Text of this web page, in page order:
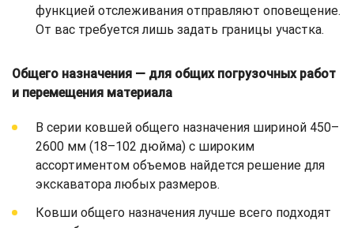
функцией отслеживания отправляют оповещение.
От вас требуется лишь задать границы участка.
Общего назначения — для общих погрузочных работ
и перемещения материала
В серии ковшей общего назначения шириной 450–
2600 мм (18–102 дюйма) с широким
ассортиментом объемов найдется решение для
экскаватора любых размеров.
Ковши общего назначения лучше всего подходят